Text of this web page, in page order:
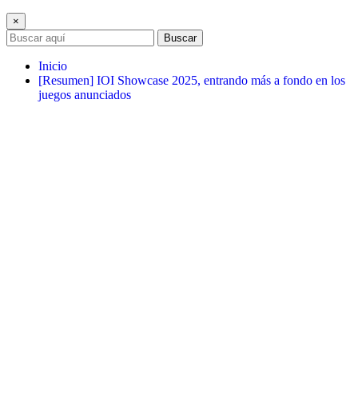
×
Buscar
Inicio
[Resumen] IOI Showcase 2025, entrando más a fondo en los
juegos anunciados